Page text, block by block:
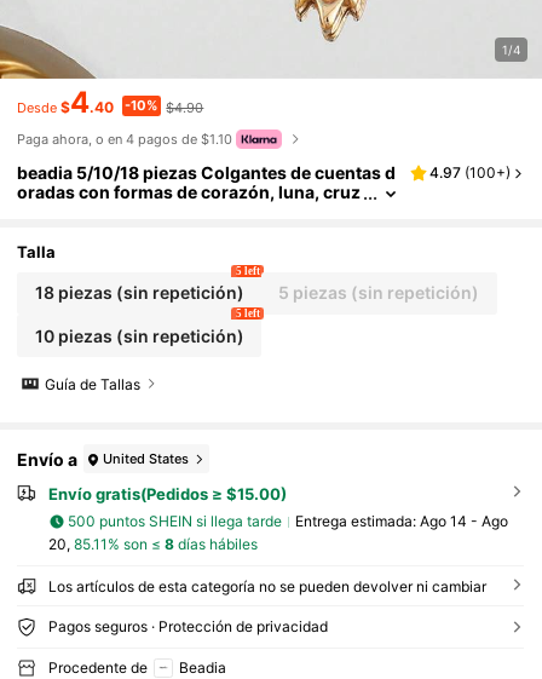
1/4
Desde $4.40 -10% $4.90
Paga ahora, o en 4 pagos de $1.10
beadia 5/10/18 piezas Colgantes de cuentas d
oradas con formas de corazón, luna, cruz
collar, aretes, regalo del Día de San Valentín
4.97 (100+)
Talla
18 piezas (sin repetición)
5 left
5 piezas (sin repetición)
10 piezas (sin repetición)
5 left
Guía de Tallas
Envío a United States
Envío gratis(Pedidos ≥ $15.00)
500 puntos SHEIN si llega tarde Entrega estimada: Ago 14 - Ago
20, 85.11% son ≤ 8días hábiles
Los artículos de esta categoría no se pueden devolver ni cambiar
Pagos seguros · Protección de privacidad
Procedente de
Beadia